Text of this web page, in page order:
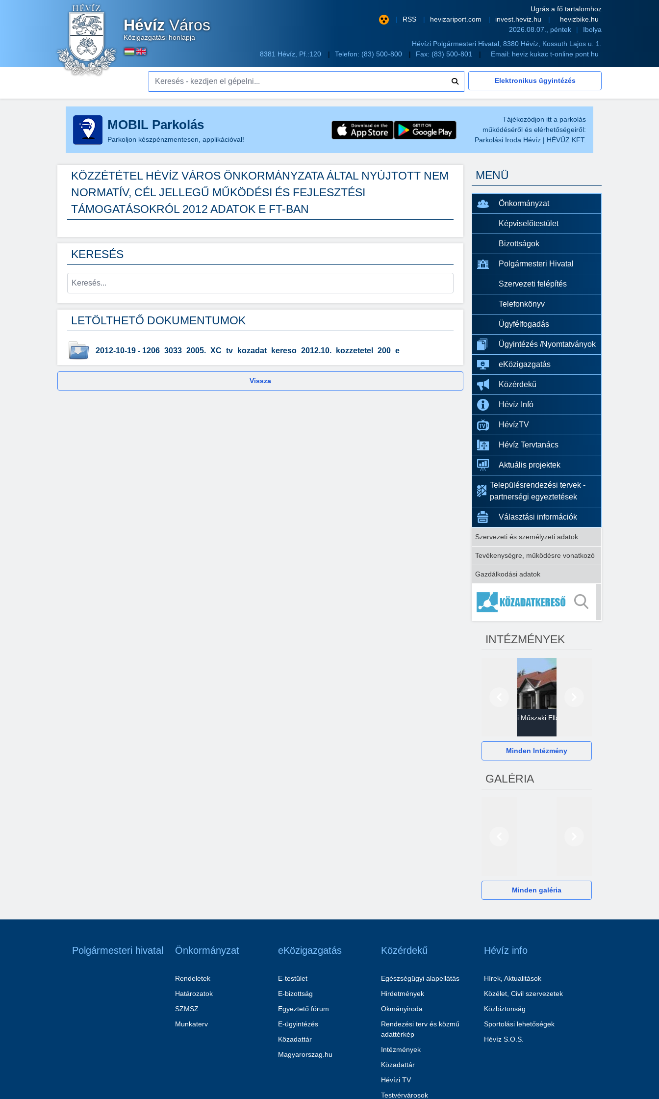
HévízVáros
Közigazgatási honlapja
Ugrás a fő tartalomhoz
RSS
hevizariport.com invest.heviz.hu
hevizbike.hu
2026.08.07., péntek
Ibolya
Hévízi Polgármesteri Hivatal, 8380 Hévíz, Kossuth Lajos u. 1.
8381 Hévíz, Pf.:120
Telefon: (83) 500-800 Fax: (83) 500-801 Email: heviz kukac t-online pont hu
Keresés - kezdjen el gépelni...
Elektronikus ügyintézés
MOBIL Parkolás
Parkoljon készpénzmentesen, applikációval!
Tájékozódjon itt a parkolás
működéséről és elérhetőségeiről:
Parkolási Iroda Hévíz | HÉVÜZ KFT.
KÖZZÉTÉTEL HÉVÍZ VÁROS ÖNKORMÁNYZATA ÁLTAL NYÚJTOTT NEM
NORMATÍV, CÉL JELLEGŰ MŰKÖDÉSI ÉS FEJLESZTÉSI
TÁMOGATÁSOKRÓL 2012 ADATOK E FT-BAN
KERESÉS
LETÖLTHETŐ DOKUMENTUMOK
2012-10-19 - 1206_3033_2005._XC_tv_kozadat_kereso_2012.10._kozzetetel_200_e
Vissza
MENÜ
Önkormányzat
Képviselőtestület
Bizottságok
Polgármesteri Hivatal
Szervezeti felépítés
Telefonkönyv
Ügyfélfogadás
Ügyintézés /Nyomtatványok
eKözigazgatás
Közérdekű
Hévíz Infó
HévízTV
Hévíz Tervtanács
Aktuális projektek
Településrendezési tervek -
partnerségi egyeztetések
Választási információk
Szervezeti és személyzeti adatok
Tevékenységre, működésre vonatkozó
Gazdálkodási adatok
INTÉZMÉNYEK
Gazdasági Műszaki Ellátó
Minden Intézmény
GALÉRIA
Minden galéria
Polgármesteri hivatal Önkormányzat
Rendeletek
Határozatok
SZMSZ
Munkaterv
eKözigazgatás
E-testület
E-bizottság
Egyeztető fórum
E-ügyintézés
Közadattár
Magyarorszag.hu
Közérdekű
Egészségügyi alapellátás
Hirdetmények
Okmányiroda
Rendezési terv és közmű
adattérkép
Intézmények
Közadattár
Hévízi TV
Testvérvárosok
Hévíz info
Hírek, Aktualitások
Közélet, Civil szervezetek
Közbiztonság
Sportolási lehetőségek
Hévíz S.O.S.